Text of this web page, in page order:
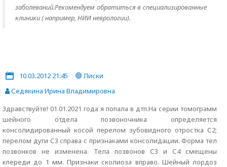
заболеваний.Рекомендуем обратиться в специализированные
клиники ( например, НИИ неврологии).
10.03.2012 21:45
Лиски
Седякина Ирина Владимировна
Здравствуйте! 01.01.2021 года я попала в дтп.На серии томограмм
шейного отдела позвоночника определяется
консолидированный косой перелом зубовидного отростка С2;
перелом дуги С3 справа с признаками консолидации. Форма тел
позвонков не изменена. Тела позвонов С3 и С4 смещены
кпереди до 1 мм. Признаки сколиоза вправо. Шейный лордоз